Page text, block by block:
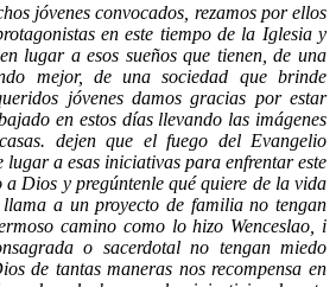
jóvenes convocados, rezamos por ellos
en este tiempo de la Iglesia y
lugar a esos sueños que tienen, de una
mejor, de una sociedad que brinde
jóvenes damos gracias por estar
en estos días llevando las imágenes
dejen que el fuego del Evangelio
lugar a esas iniciativas para enfrentar este
Dios y pregúntenle qué quiere de la vida
a un proyecto de familia no tengan
camino como lo hizo Wenceslao, i
o sacerdotal no tengan miedo
de tantas maneras nos recompensa en